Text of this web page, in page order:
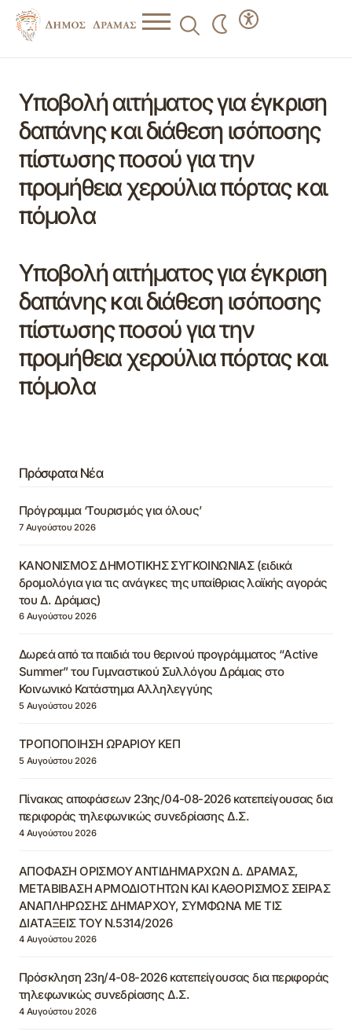
Υποβολή αιτήματος για έγκριση
δαπάνης και διάθεση ισόποσης
πίστωσης ποσού για την
προμήθεια χερούλια πόρτας και
πόμολα
Υποβολή αιτήματος για έγκριση
δαπάνης και διάθεση ισόποσης
πίστωσης ποσού για την
προμήθεια χερούλια πόρτας και
πόμολα
Πρόσφατα Νέα
Πρόγραμμα ‘Τουρισμός για όλους’
7 Αυγούστου 2026
ΚΑΝΟΝΙΣΜΟΣ ΔΗΜΟΤΙΚΗΣ ΣΥΓΚΟΙΝΩΝΙΑΣ (ειδικά
δρομολόγια για τις ανάγκες της υπαίθριας λαϊκής αγοράς
του Δ. Δράμας)
6 Αυγούστου 2026
Δωρεά από τα παιδιά του θερινού προγράμματος “Active
Summer” του Γυμναστικού Συλλόγου Δράμας στο
Κοινωνικό Κατάστημα Αλληλεγγύης
5 Αυγούστου 2026
ΤΡΟΠΟΠΟΙΗΣΗ ΩΡΑΡΙΟΥ ΚΕΠ
5 Αυγούστου 2026
Πίνακας αποφάσεων 23ης/04-08-2026 κατεπείγουσας δια
περιφοράς τηλεφωνικώς συνεδρίασης Δ.Σ.
4 Αυγούστου 2026
ΑΠΟΦΑΣΗ ΟΡΙΣΜΟΥ ΑΝΤΙΔΗΜΑΡΧΩΝ Δ. ΔΡΑΜΑΣ,
ΜΕΤΑΒΙΒΑΣΗ ΑΡΜΟΔΙΟΤΗΤΩΝ ΚΑΙ ΚΑΘΟΡΙΣΜΟΣ ΣΕΙΡΑΣ
ΑΝΑΠΛΗΡΩΣΗΣ ΔΗΜΑΡΧΟΥ, ΣΥΜΦΩΝΑ ΜΕ ΤΙΣ
ΔΙΑΤΑΞΕΙΣ ΤΟΥ Ν.5314/2026
4 Αυγούστου 2026
Πρόσκληση 23η/4-08-2026 κατεπείγουσας δια περιφοράς
τηλεφωνικώς συνεδρίασης Δ.Σ.
4 Αυγούστου 2026